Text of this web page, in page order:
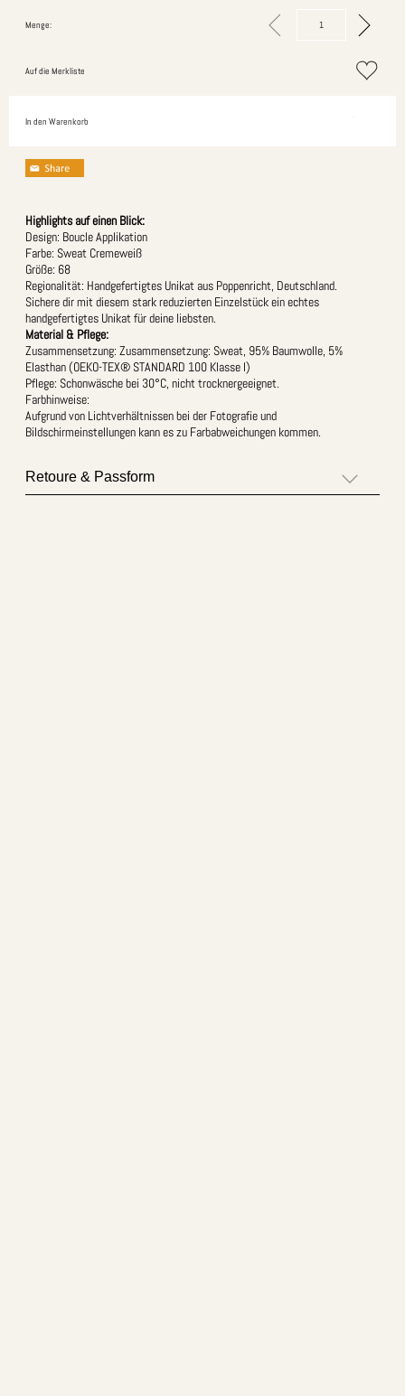
Menge:
Auf die Merkliste
In den Warenkorb
Highlights auf einen Blick:
Design: Boucle Applikation
Farbe: Sweat Cremeweiß
Größe: 68
Regionalität: Handgefertigtes Unikat aus Poppenricht, Deutschland.
Sichere dir mit diesem stark reduzierten Einzelstück ein echtes
handgefertigtes Unikat für deine liebsten.
Material & Pflege:
Zusammensetzung: Zusammensetzung: Sweat, 95% Baumwolle, 5%
Elasthan (OEKO-TEX® STANDARD 100 Klasse I)
Pflege: Schonwäsche bei 30°C, nicht trocknergeeignet.
Farbhinweise:
Aufgrund von Lichtverhältnissen bei der Fotografie und
Bildschirmeinstellungen kann es zu Farbabweichungen kommen.
Retoure & Passform